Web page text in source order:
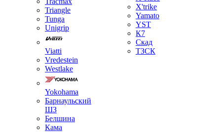
Triangle
Tunga
Unigrip
Viatti
Vredestein
Westlake
Yokohama
Барнаульский
ШЗ
Белшина
Кама
X'trike
Yamato
YST
К7
Скад
ТЗСК